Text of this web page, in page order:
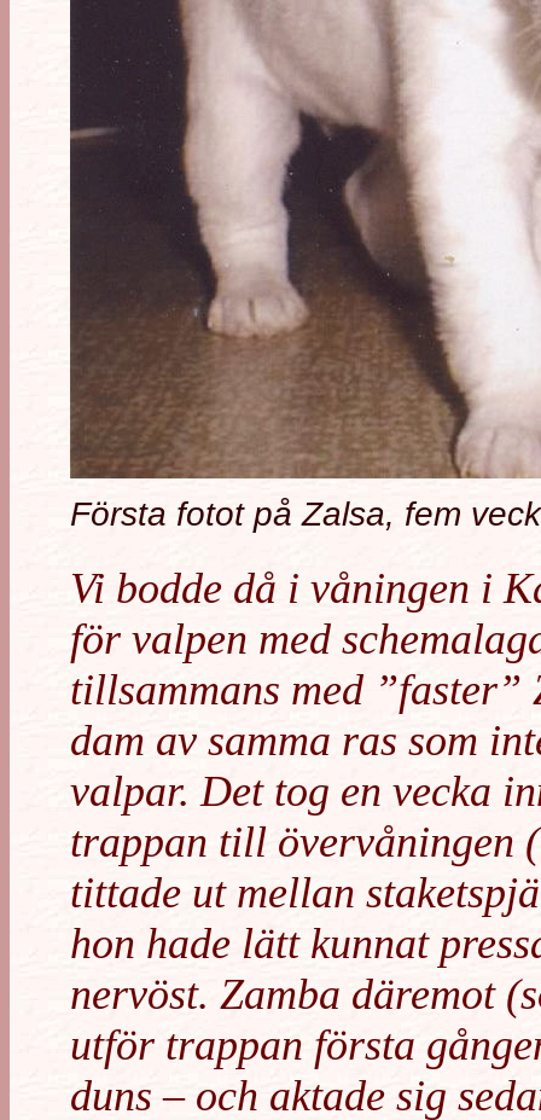
Första fotot på Zalsa, fem
Vi bodde då i våningen i
för valpen med
tillsammans med ”faster”
dam av samma ras som
valpar. Det tog en vecka
trappan till övervåningen
tittade ut mellan
hon hade lätt kunnat
nervöst. Zamba däremot
utför trappan första
duns – och aktade sig